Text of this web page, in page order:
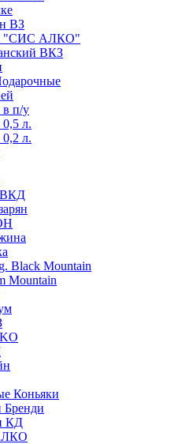
ВЗ
"СИС АЛКО"
ВКЗ
в п/у
л.
л.
ВКД
Black Mountain
Mountain
Коньяки
Бренди
КД